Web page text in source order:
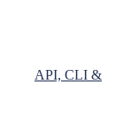
API, CLI &